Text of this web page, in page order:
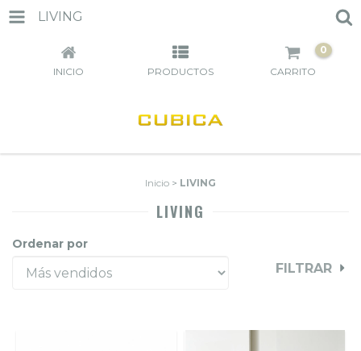
LIVING
INICIO PRODUCTOS CARRITO
0
Inicio > LIVING
LIVING
Ordenar por
FILTRAR